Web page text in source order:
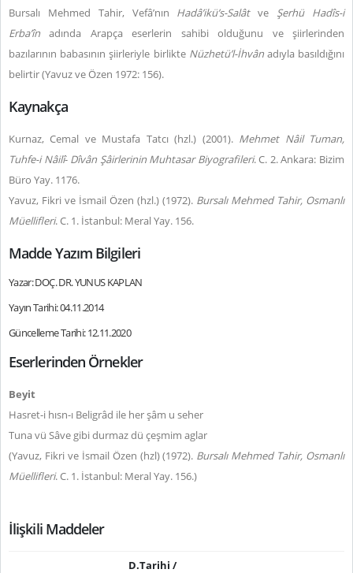
Bursalı Mehmed Tahir, Vefâ’nın Hadâ’ikü’s-Salâtve Şerhü Hadîs-i
Erba’în adında Arapça eserlerin sahibi olduğunu ve şiirlerinden
bazılarının babasının şiirleriyle birlikte Nüzhetü’l-İhvânadıyla basıldığını
belirtir (Yavuz ve Özen 1972: 156).
Kaynakça
Kurnaz, Cemal ve Mustafa Tatcı (hzl.) (2001). Mehmet Nâil Tuman,
Tuhfe-i Nâilî- Dîvân Şâirlerinin Muhtasar Biyografileri. C. 2. Ankara: Bizim
Büro Yay. 1176.
Yavuz, Fikri ve İsmail Özen (hzl.) (1972). Bursalı Mehmed Tahir, Osmanlı
Müellifleri. C. 1. İstanbul: Meral Yay. 156.
Madde Yazım Bilgileri
Yazar: DOÇ. DR. YUNUS KAPLAN
Yayın Tarihi: 04.11.2014
Güncelleme Tarihi: 12.11.2020
Eserlerinden Örnekler
Beyit
Hasret-i hısn-ı Beligrâd ile her şâm u seher
Tuna vü Sâve gibi durmaz dü çeşmim aglar
(Yavuz, Fikri ve İsmail Özen (hzl) (1972). Bursalı Mehmed Tahir, Osmanlı
Müellifleri. C. 1. İstanbul: Meral Yay. 156.)
İlişkili Maddeler
D.Tarihi /